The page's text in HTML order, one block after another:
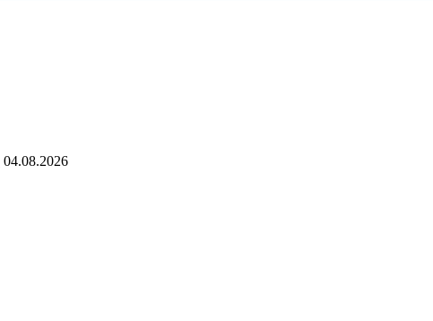
04.08.2026